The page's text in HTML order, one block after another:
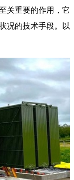
关重要的作用，它
况的技术手段。以